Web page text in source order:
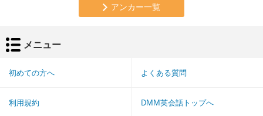
アンカー一覧
メニュー
初めての方へ よくある質問
利用規約 DMM英会話トップへ